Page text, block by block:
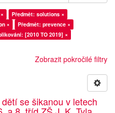
Předmět: solutions ×
×
Předmět: prevence ×
[2010 TO 2019] ×
Zobrazit pokročilé filtry
se šikanou v letech